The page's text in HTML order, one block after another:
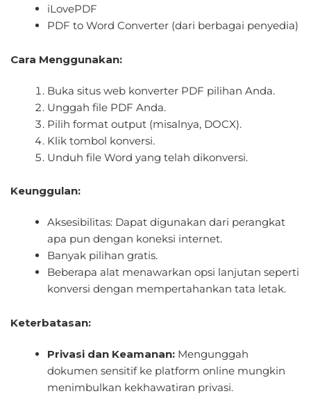
iLovePDF
PDF to Word Converter (dari berbagai penyedia)
Cara Menggunakan:
Buka situs web konverter PDF pilihan Anda.
Unggah file PDF Anda.
Pilih format output (misalnya, DOCX).
Klik tombol konversi.
Unduh file Word yang telah dikonversi.
Keunggulan:
Aksesibilitas: Dapat digunakan dari perangkat
apa pun dengan koneksi internet.
Banyak pilihan gratis.
Beberapa alat menawarkan opsi lanjutan seperti
konversi dengan mempertahankan tata letak.
Keterbatasan:
Privasi dan Keamanan: Mengunggah
dokumen sensitif ke platform online mungkin
menimbulkan kekhawatiran privasi.